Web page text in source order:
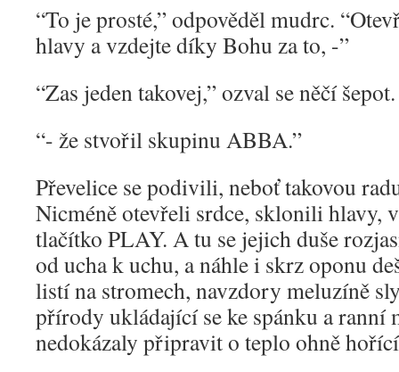
“To je prosté,” odpověděl mudrc.
hlavy a vzdejte díky Bohu za to, -”
“Zas jeden takovej,” ozval se něčí šepot.
“- že stvořil skupinu ABBA.”
Převelice se podivili, neboť takovou
Nicméně otevřeli srdce, sklonili hlavy,
tlačítko PLAY. A tu se jejich duše
od ucha k uchu, a náhle i skrz oponu
listí na stromech, navzdory meluzíně
přírody ukládající se ke spánku a ranní
nedokázaly připravit o teplo ohně